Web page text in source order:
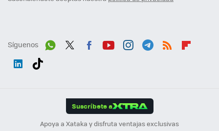
Síguenos
Suscríbete a
Apoya a Xataka y disfruta ventajas exclusivas